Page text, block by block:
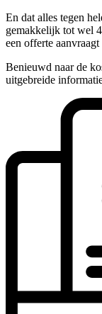
En dat alles tegen
gemakkelijk tot wel
een offerte
Benieuwd naar de
uitgebreide